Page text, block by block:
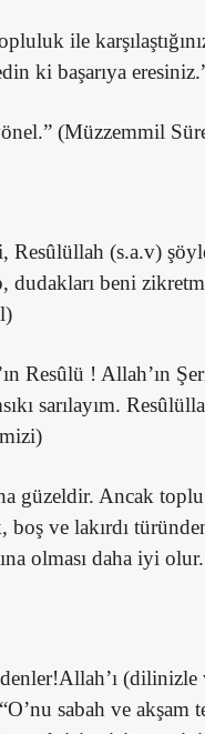
ile
ki başarıya
(Müzzemmil
Resûlüllah (s.a.v)
beni
Resûlü ! Allah’ın
sarılayım.
güzeldir. Ancak
ve lakırdı
olması daha iyi olur.
sabah ve akşam